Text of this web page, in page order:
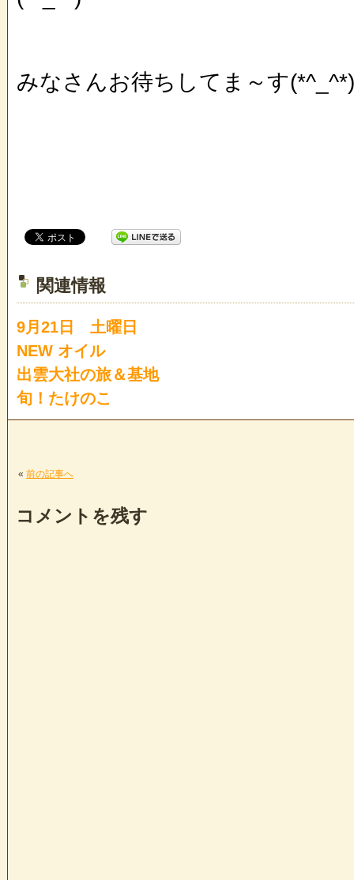
みなさんお待ちしてま～す
関連情報
9月21日 土曜日
NEW オイル
出雲大社の旅＆基地
旬！たけのこ
« 前の記事へ
コメントを残す